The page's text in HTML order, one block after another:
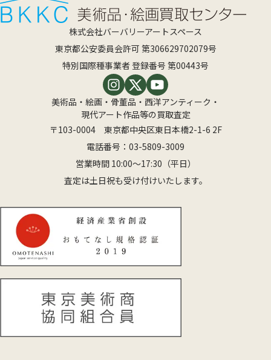
株式会社バーバリーアートスペース
東京都公安委員会許可 第306629702079号
特別国際種事業者 登録番号 第00443号
美術品・絵画・骨董品・西洋アンティーク・
現代アート作品等の買取査定
〒103-0004 東京都中央区東日本橋2-1-6 2F
電話番号： 03-5809-3009
営業時間 10:00〜17:30（平日）
査定は土日祝も受け付けいたします。